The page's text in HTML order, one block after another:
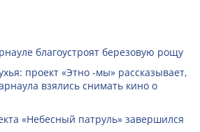
благоустроят березовую рощу
проект «Этно -мы» рассказывает,
взялись снимать кино о
«Небесный патруль» завершился